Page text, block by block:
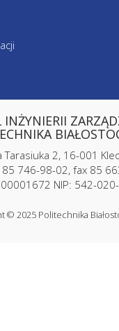
INŻYNIERII
Tarasiuka 2, 16-001
746-98-02, fax 85
NIP: 542-
© 2025 Politechnika